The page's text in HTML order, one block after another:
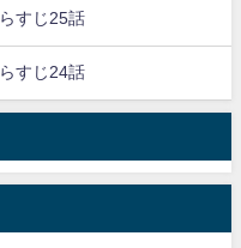
すじ25話
すじ24話